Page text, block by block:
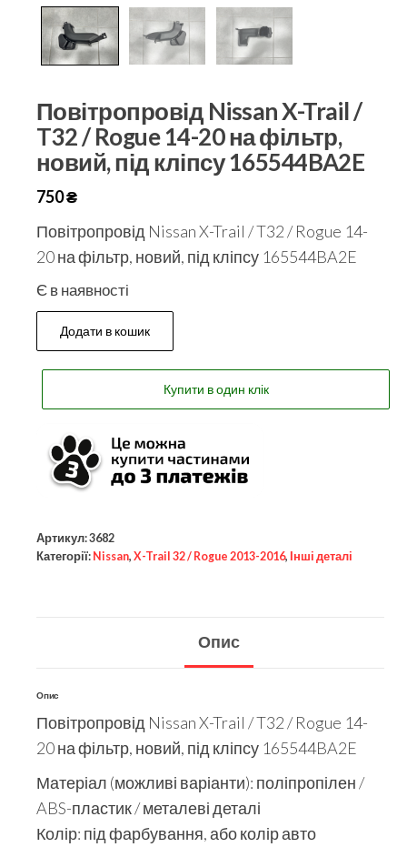
Повітропровід Nissan X-Trail /
T32 / Rogue 14-20 на фільтр,
новий, під кліпсу 165544BA2E
750₴
Повітропровід Nissan X-Trail / T32 / Rogue 14-
20 на фільтр, новий, під кліпсу 165544BA2E
Є в наявності
Додати в кошик
Купити в один клік
Артикул:3682
Категорії: Nissan, X-Trail 32 / Rogue 2013-2016, Інші деталі
Опис
Опис
Повітропровід Nissan X-Trail / T32 / Rogue 14-
20 на фільтр, новий, під кліпсу 165544BA2E
Матеріал (можливі варіанти): поліпропілен /
ABS-пластик / металеві деталі
Колір: під фарбування, або колір авто